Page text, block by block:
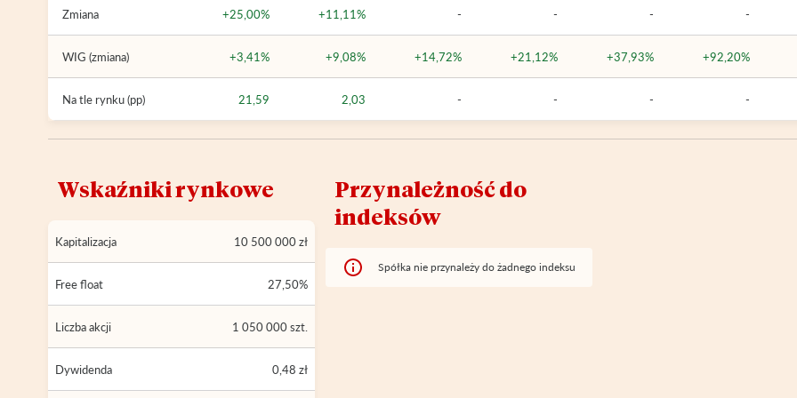
Zmiana +25,00% +11,11% - - - -
WIG (zmiana) +3,41% +9,08% +14,72% +21,12% +37,93% +92,20%
Na tle rynku (pp) 21,59 2,03 - - - -
Wskaźniki rynkowe
Kapitalizacja 10 500 000 zł
Free float 27,50%
Liczba akcji 1 050 000 szt.
Dywidenda 0,48 zł
Przynależność do
indeksów
Spółka nie przynależy do żadnego indeksu